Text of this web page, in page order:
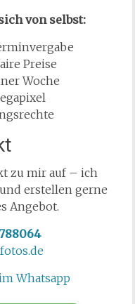
von selbst:
Preise
Woche
zu mir auf – ich
erstellen gerne
Angebot.
Whatsapp